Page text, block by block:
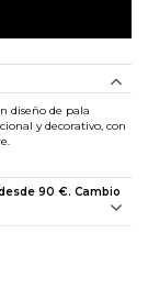
diseño de pala
y decorativo, con
90 €. Cambio